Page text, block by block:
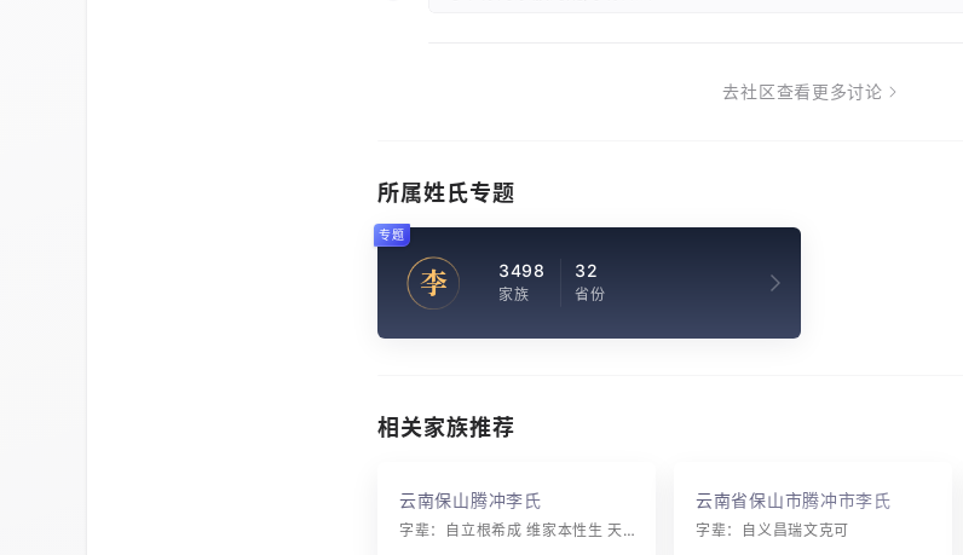
去社区查看更多讨论
所属姓氏专题
李 3498
家族
32
省份
专题
相关家族推荐
云南保山腾冲李氏
字辈：自立根希成 维家本性生 天其中有庆 端显永炳文
云南省保山市腾冲市李氏
字辈：自义昌瑞文克可